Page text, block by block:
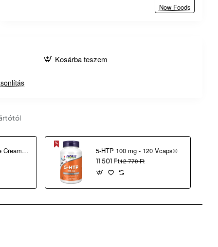
Now Foods
Kosárba teszem
2 in 1 Correcting Eye Cream (30 ml) 5-HTP 100 mg - 120 Vcaps®
11 501 Ft12 779 Ft